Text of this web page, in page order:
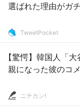
選ばれた理由がガ
TweetPocket
【驚愕】韓国人「
親になった彼のコ
ニチカン!